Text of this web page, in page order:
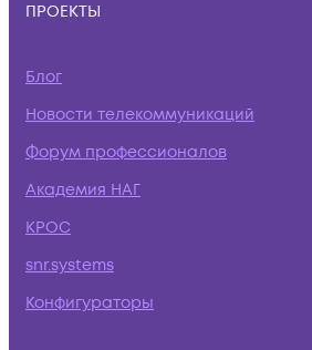
ПРОЕКТЫ
Блог
Новости телекоммуникаций
Форум профессионалов
Академия НАГ
КРОС
snr.systems
Конфигураторы